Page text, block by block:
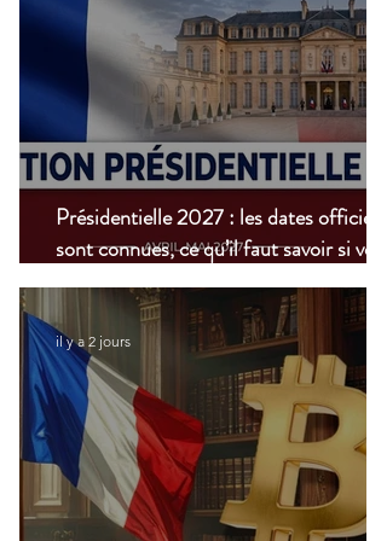
Présidentielle 2027 : les dates officielles
sont connues, ce qu’il faut savoir si vous
vivez à l’étranger
il y a 2 jours